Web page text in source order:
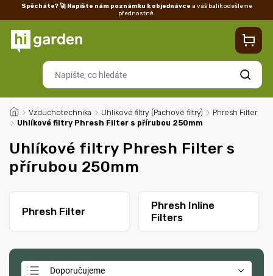
Spěcháte? 🚀 Napište nám poznámku k objednávce a váš balík odešleme
přednostně.
Vrácení/reklamace
Hledat
/ Vzduchotechnika / Uhlíkové filtry (Pachové filtry) / Phresh Filter
/ Uhlíkové filtry Phresh Filter s přírubou 250mm
Uhlíkové filtry Phresh Filter s
přírubou 250mm
Phresh Filter
Phresh Inline
Filters
Doporučujeme